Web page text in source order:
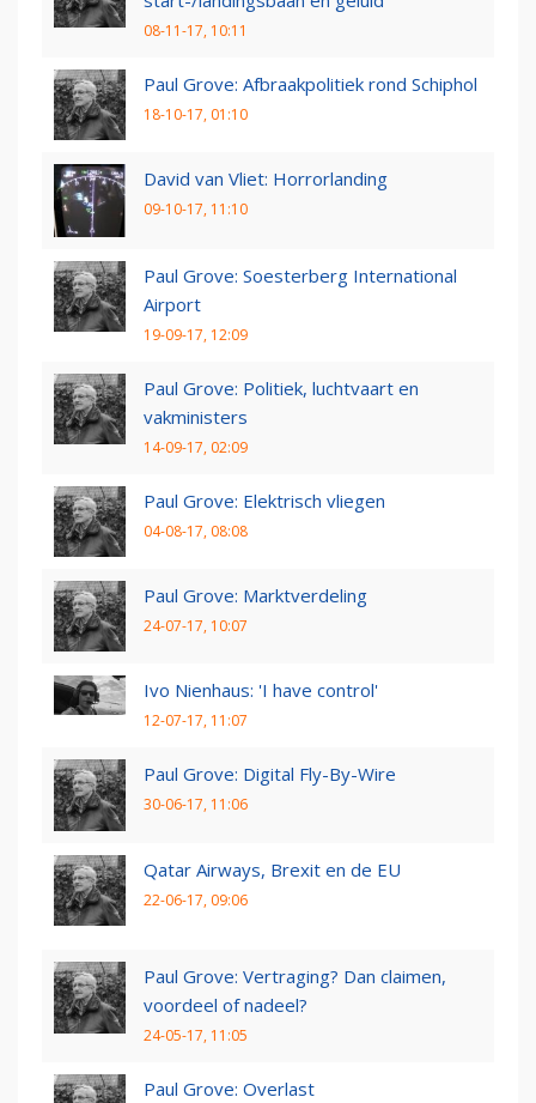
08-11-17, 10:11
Paul Grove: Afbraakpolitiek rond Schiphol
18-10-17, 01:10
David van Vliet: Horrorlanding
09-10-17, 11:10
Paul Grove: Soesterberg International
Airport
19-09-17, 12:09
Paul Grove: Politiek, luchtvaart en
vakministers
14-09-17, 02:09
Paul Grove: Elektrisch vliegen
04-08-17, 08:08
Paul Grove: Marktverdeling
24-07-17, 10:07
Ivo Nienhaus: 'I have control'
12-07-17, 11:07
Paul Grove: Digital Fly-By-Wire
30-06-17, 11:06
Qatar Airways, Brexit en de EU
22-06-17, 09:06
Paul Grove: Vertraging? Dan claimen,
voordeel of nadeel?
24-05-17, 11:05
Paul Grove: Overlast